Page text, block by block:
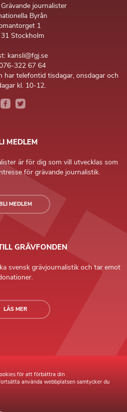
journalister
Byrån
1
Stockholm
kansli@fgj.se
322 67 64
har telefontid tisdagar, onsdagar och
kl. 10-12.
MEDLEM
är för dig som vill utvecklas som
för grävande journalistik.
MEDLEM
GRÄVFONDEN
svensk grävjournalistik och tar emot
LÄS MER
© Copyright 2026 |
för att förbättra din
använda webbplatsen samtycker du